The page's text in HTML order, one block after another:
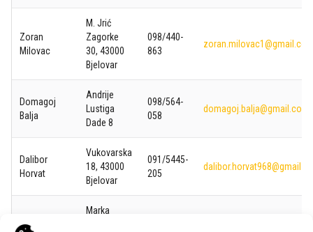
Zoran
Milovac
M. Jrić
Zagorke
30, 43000
Bjelovar
098/440-
863
Domagoj
Balja
Andrije
Lustiga
Dade 8
098/564-
058
domagoj.balja@gmail.com
Dalibor
Horvat
Vukovarska
18, 43000
Bjelovar
091/5445-
205
Milan
Marka